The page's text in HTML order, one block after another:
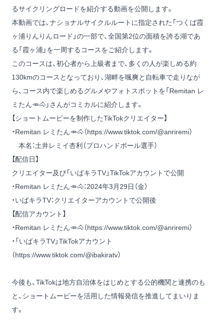
るサイクリングロードを紹介する動画を公開します。
本動画では、ナショナルサイクルルートに指定された「つくば霞
ヶ浦りんりんロード」の一部で、全国第2位の面積を誇る湖であ
る「霞ヶ浦」を一周するコースをご紹介します。
このコースは、初心者から上級者まで、多くの人が楽しめる約
130kmのコースとなっており、湖畔を颯爽と自転車で走りなが
ら、コース内で楽しめるグルメやフォトスポットを「Remitan レ
ミたん🥕🐴」さんがコミカルに紹介します。
【ショートムービーを制作したTikTokクリエイター】
・Remitan レミたん🥕🐴（https://www.tiktok.com/@anriremi）
本名：土井レミイ杏利（プロハンドボール選手）
【配信日】
クリエイター及び「いばキラTV」TikTokアカウントで公開
・Remitan レミたん🥕🐴：2024年3月29日（金）
・いばキラTV：クリエイターアカウントで公開後
【配信アカウント】
・Remitan レミたん🥕🐴（https://www.tiktok.com/@anriremi）
・「いばキラTV」TikTokアカウント
（https://www.tiktok.com/@ibakiratv）
今後も、TikTokは地方自治体をはじめとする公的機関と連携のも
と、ショートムービーを活用した情報発信を推進してまいりま
す。